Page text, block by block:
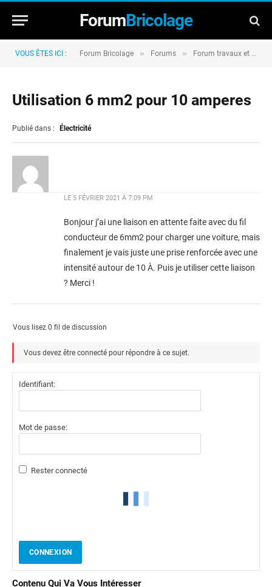
ForumBricolage
VOUS ÊTES ICI : Forum Bricolage » Forums » Forum travaux et rénovation
Utilisation 6 mm2 pour 10 amperes
Publié dans : Électricité
LE 5 FÉVRIER 2021 À 7:09 PM
Bonjour j’ai une liaison en attente faite avec du fil
conducteur de 6mm2 pour charger une voiture, mais
finalement je vais juste une prise renforcée avec une
intensité autour de 10 À. Puis je utiliser cette liaison
? Merci !
Vous lisez 0 fil de discussion
Vous devez être connecté pour répondre à ce sujet.
Identifiant:
Mot de passe:
Rester connecté
CONNEXION
Contenu Qui Va Vous Intéresser